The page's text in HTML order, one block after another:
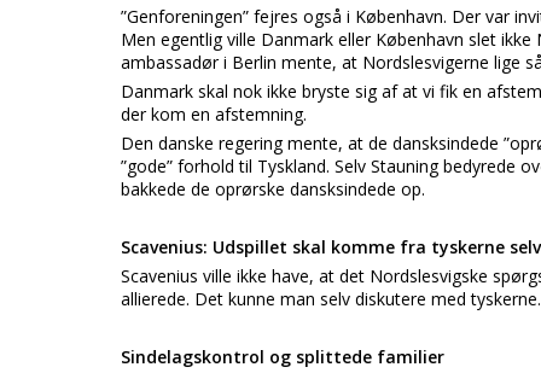
”Genforeningen” fejres også i København. Der var
Men egentlig ville Danmark eller København slet
ambassadør i Berlin mente, at Nordslesvigerne lige
Danmark skal nok ikke bryste sig af at vi fik en
der kom en afstemning.
Den danske regering mente, at de dansksindede
”gode” forhold til Tyskland. Selv Stauning bedyrede
bakkede de oprørske dansksindede op.
Scavenius: Udspillet skal komme fra tyskerne selv
Scavenius ville ikke have, at det Nordslesvigske
allierede. Det kunne man selv diskutere med
Sindelagskontrol og splittede familier